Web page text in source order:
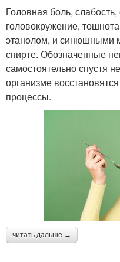
Головная боль,
головокружение,
этанолом, и синюшными
спирте. Обозначенные
самостоятельно спустя
организме
процессы.
читать дальше →